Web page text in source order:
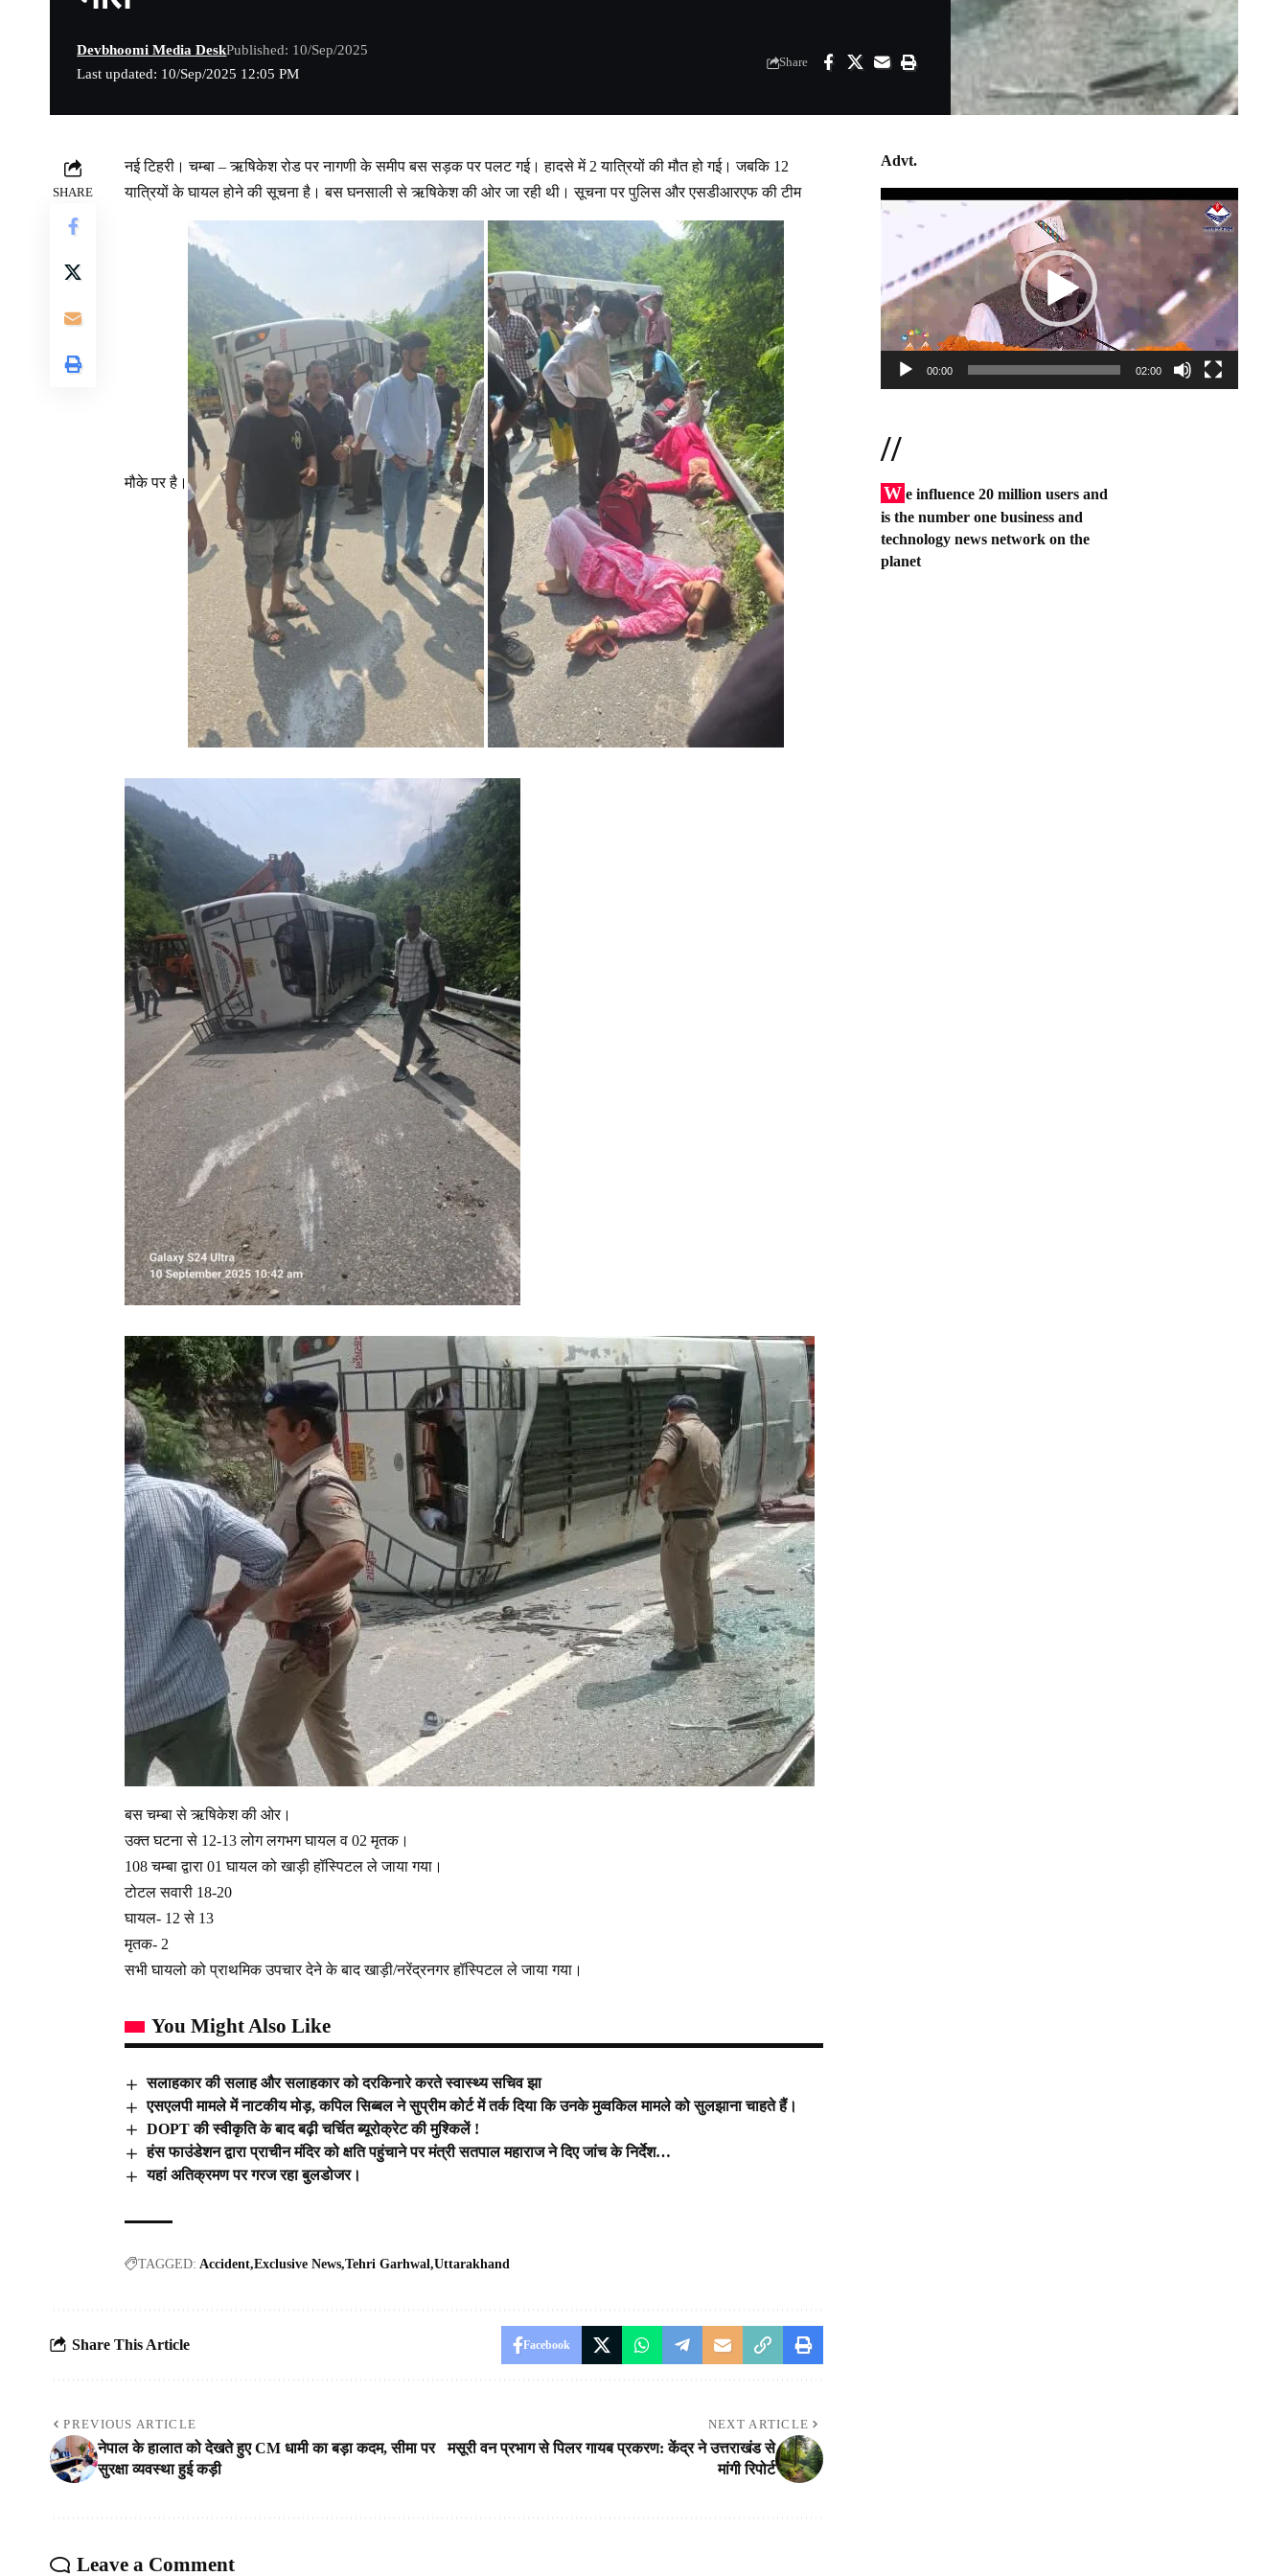
Last updated: 10/Sep/2025 12:05 PM
Devbhoomi Media DeskPublished: 10/Sep/2025
Share
SHARE
नई टिहरी। चम्बा – ऋषिकेश रोड पर नागणी के समीप बस सड़क पर पलट गई। हादसे में 2 यात्रियों की मौत हो गई। जबकि 12
यात्रियों के घायल होने की सूचना है। बस घनसाली से ऋषिकेश की ओर जा रही थी। सूचना पर पुलिस और एसडीआरएफ की टीम
मौके पर है।
बस चम्बा से ऋषिकेश की ओर।
उक्त घटना से 12-13 लोग लगभग घायल व 02 मृतक।
108 चम्बा द्वारा 01 घायल को खाड़ी हॉस्पिटल ले जाया गया।
टोटल सवारी 18-20
घायल- 12 से 13
मृतक- 2
सभी घायलो को प्राथमिक उपचार देने के बाद खाड़ी/नरेंद्रनगर हॉस्पिटल ले जाया गया।
You Might Also Like
सलाहकार की सलाह और सलाहकार को दरकिनारे करते स्वास्थ्य सचिव झा
एसएलपी मामले में नाटकीय मोड़, कपिल सिब्बल ने सुप्रीम कोर्ट में तर्क दिया कि उनके मुव्वकिल मामले को सुलझाना चाहते हैं।
DOPT की स्वीकृति के बाद बढ़ी चर्चित ब्यूरोक्रेट की मुश्किलें !
हंस फाउंडेशन द्वारा प्राचीन मंदिर को क्षति पहुंचाने पर मंत्री सतपाल महाराज ने दिए जांच के निर्देश…
यहां अतिक्रमण पर गरज रहा बुलडोजर।
TAGGED: Accident Exclusive News Tehri Garhwal Uttarakhand
Share This Article Facebook
PREVIOUS ARTICLE
नेपाल के हालात को देखते हुए CM धामी का बड़ा कदम, सीमा पर
सुरक्षा व्यवस्था हुई कड़ी
NEXT ARTICLE
मसूरी वन प्रभाग से पिलर गायब प्रकरण: केंद्र ने उत्तराखंड से
मांगी रिपोर्ट
Leave a Comment
Advt.
Video
00:00 02:00
//
W e influence 20 million users and
is the number one business and
technology news network on the
planet